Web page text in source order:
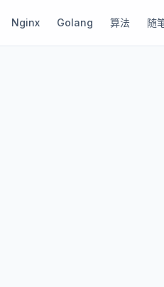
Nginx Golang 算法 随